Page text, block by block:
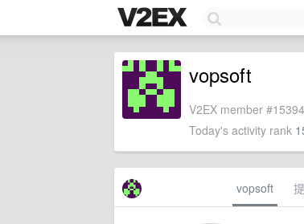
vopsoft
V2EX member
Today's activity rank
vopsoft